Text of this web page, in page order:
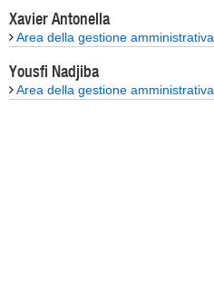
Xavier Antonella
Area della gestione amministrativa
Yousfi Nadjiba
Area della gestione amministrativa